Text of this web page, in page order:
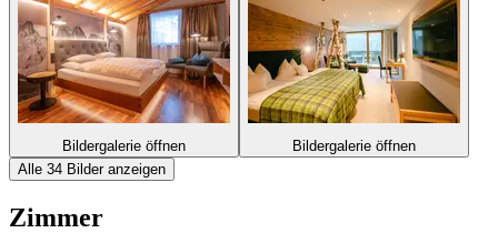
Bildergalerie öffnen
Bildergalerie öffnen
Alle 34 Bilder anzeigen
Zimmer